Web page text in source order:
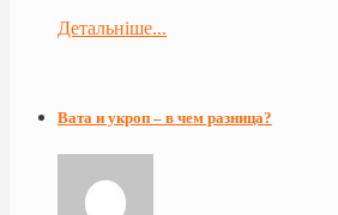
Детальніше...
Вата и укроп – в чем разница?